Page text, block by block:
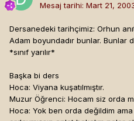
Mesaj tarihi: Mart 21,
Dersanedeki tarihçimiz: Orhun
Adam boyundadır bunlar. Bunlar
*sınıf yarılır*
Başka bi ders
Hoca: Viyana kuşatılmıştır.
Muzur Öğrenci: Hocam siz orda
Hoca: Yok ben orda değildim